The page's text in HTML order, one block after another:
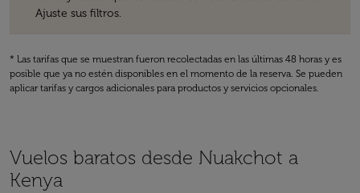
Ajuste sus filtros.
* Las tarifas que se muestran fueron recolectadas en las últimas 48 horas y es
posible que ya no estén disponibles en el momento de la reserva. Se pueden
aplicar tarifas y cargos adicionales para productos y servicios opcionales.
Vuelos baratos desde Nuakchot a
Kenya